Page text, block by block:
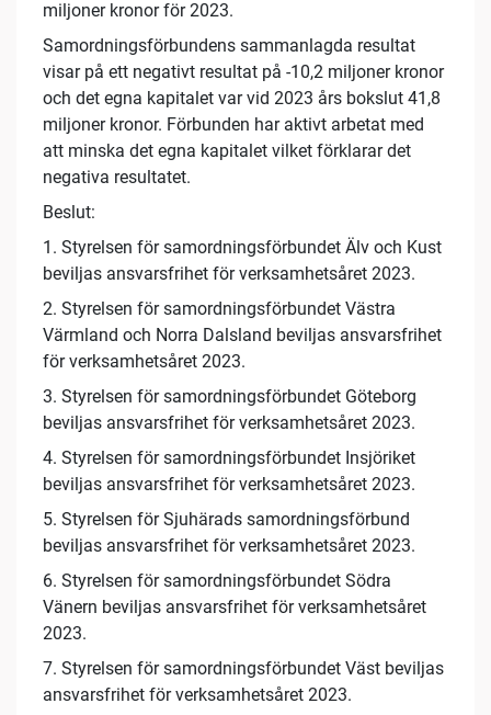
miljoner kronor för 2023.
Samordningsförbundens sammanlagda resultat
visar på ett negativt resultat på -10,2 miljoner kronor
och det egna kapitalet var vid 2023 års bokslut 41,8
miljoner kronor. Förbunden har aktivt arbetat med
att minska det egna kapitalet vilket förklarar det
negativa resultatet.
Beslut:
1. Styrelsen för samordningsförbundet Älv och Kust
beviljas ansvarsfrihet för verksamhetsåret 2023.
2. Styrelsen för samordningsförbundet Västra
Värmland och Norra Dalsland beviljas ansvarsfrihet
för verksamhetsåret 2023.
3. Styrelsen för samordningsförbundet Göteborg
beviljas ansvarsfrihet för verksamhetsåret 2023.
4. Styrelsen för samordningsförbundet Insjöriket
beviljas ansvarsfrihet för verksamhetsåret 2023.
5. Styrelsen för Sjuhärads samordningsförbund
beviljas ansvarsfrihet för verksamhetsåret 2023.
6. Styrelsen för samordningsförbundet Södra
Vänern beviljas ansvarsfrihet för verksamhetsåret
2023.
7. Styrelsen för samordningsförbundet Väst beviljas
ansvarsfrihet för verksamhetsåret 2023.